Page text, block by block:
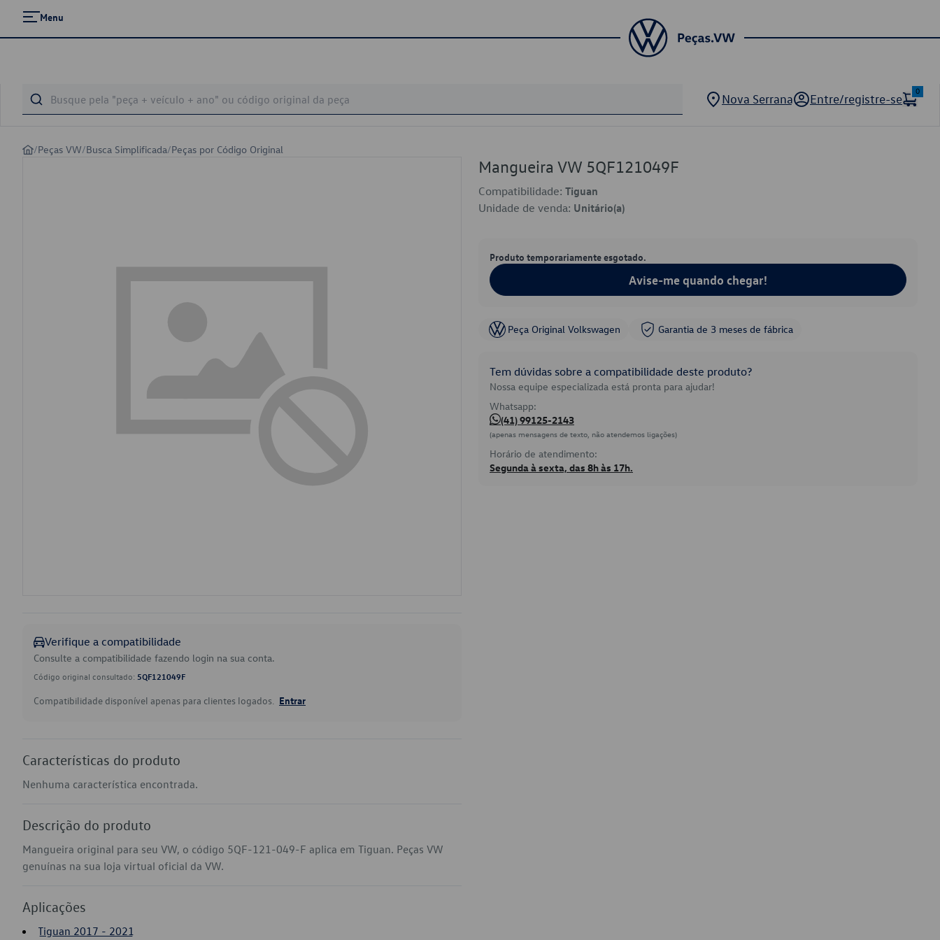
Menu
Nova Serrana Entre/registre-se
0
/Peças VW/Busca Simplificada/Peças por Código Original
Verifique a compatibilidade
Consulte a compatibilidade fazendo login na sua conta.
Código original consultado: 5QF121049F
Compatibilidade disponível apenas para clientes logados. Entrar
Características do produto
Nenhuma característica encontrada.
Descrição do produto
Mangueira original para seu VW, o código 5QF-121-049-F aplica em Tiguan. Peças VW
genuínas na sua loja virtual oficial da VW.
Aplicações
Tiguan 2017 - 2021
Mangueira VW 5QF121049F
Compatibilidade: Tiguan
Unidade de venda: Unitário(a)
Produto temporariamente esgotado.
Avise-me quando chegar!
Peça Original Volkswagen Garantia de 3 meses de fábrica
Tem dúvidas sobre a compatibilidade deste produto?
Nossa equipe especializada está pronta para ajudar!
Whatsapp:
(41) 99125-2143
(apenas mensagens de texto, não atendemos ligações)
Horário de atendimento:
Segunda à sexta, das 8h às 17h.